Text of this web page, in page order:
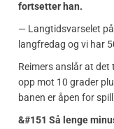
fortsetter han.
— Langtidsvarselet på
langfredag og vi har
Reimers anslår at
opp mot 10 grader
banen er åpen for
&#151 Så lenge